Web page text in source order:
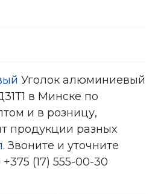
Уголок алюминиевый
в Минске по
и в розницу,
продукции разных
. Звоните и уточните
(17) 555-00-30